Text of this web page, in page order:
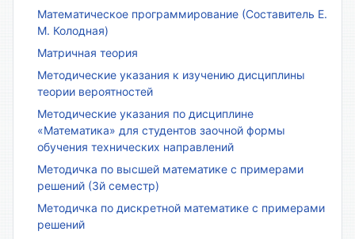
Математическое программирование (Составитель Е.
М. Колодная)
Матричная теория
Методические указания к изучению дисциплины
теории вероятностей
Методические указания по дисциплине
«Математика» для студентов заочной формы
обучения технических направлений
Методичка по высшей математике с примерами
решений (3й семестр)
Методичка по дискретной математике с примерами
решений